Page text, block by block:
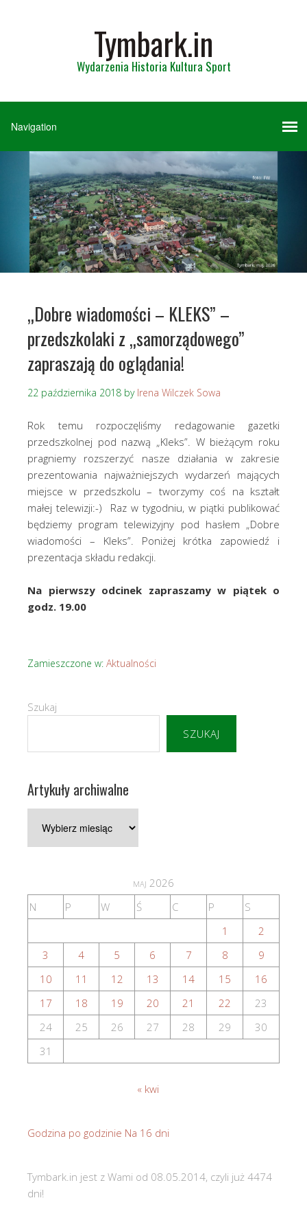
Tymbark.in
Wydarzenia Historia Kultura Sport
„Dobre wiadomości – KLEKS” –
przedszkolaki z „samorządowego”
zapraszają do oglądania!
22 października 2018 by Irena Wilczek Sowa
Rok temu rozpoczęliśmy redagowanie gazetki
przedszkolnej pod nazwą „Kleks”. W bieżącym roku
pragniemy rozszerzyć nasze działania w zakresie
prezentowania najważniejszych wydarzeń mających
miejsce w przedszkolu – tworzymy coś na kształt
małej telewizji:-) Raz w tygodniu, w piątki publikować
będziemy program telewizyjny pod hasłem „Dobre
wiadomości – Kleks”. Poniżej krótka zapowiedź i
prezentacja składu redakcji.
Na pierwszy odcinek zapraszamy w piątek o
godz. 19.00
Zamieszczone w: Aktualności
Szukaj
SZUKAJ
Artykuły archiwalne
archiwalne
maj 2026
N
P W Ś C P
S
1
2
3
4 5 6 7 8
9
10
11 12 13 14 15
16
17
18 19 20 21 22
23
24
25 26 27 28 29
30
31
« kwi
Godzina po godzinie Na 16 dni
Tymbark.in jest z Wami od 08.05.2014, czyli już 4474
dni!